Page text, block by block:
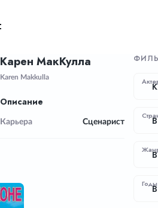
Карен МакКулла
Karen Makkulla
Описание
Карьера Сценарист
Годы